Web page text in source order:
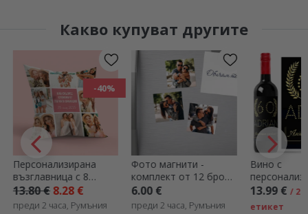
Какво купуват другите
-40%
Персонализирана
възглавница с 8
снимки и послание -
голям формат
13.80 €8.28 €
преди 2 часа, Румъния
Фото магнити -
комплект от 12 броя,
6x6 см
6.00 €
преди 2 часа, Румъния
Вино с
надпис – Gold
13.99 € / 2
етикет